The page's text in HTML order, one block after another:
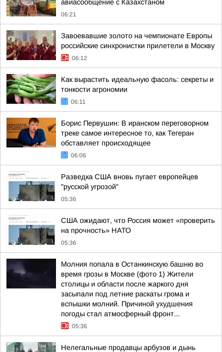
авиасообщение с Казахстаном
06:21
Завоевавшие золото на чемпионате Европы
российские синхронистки прилетели в Москву
06:12
Как вырастить идеальную фасоль: секреты и
тонкости агрономии
06:11
Борис Первушин: В иранском переговорном
треке самое интересное то, как Тегеран
обставляет происходящее
06:06
Разведка США вновь пугает европейцев
"русской угрозой"
05:36
США ожидают, что Россия может «проверить
на прочность» НАТО
05:36
Молния попала в Останкинскую башню во
время грозы в Москве (фото 1) Жители
столицы и области после жаркого дня
засыпали под летние раскаты грома и
вспышки молний. Причиной ухудшения
погоды стал атмосферный фронт...
05:36
Нелегальные продавцы арбузов и дынь